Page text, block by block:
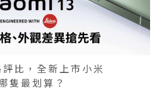
比，全新上市小米
最划算？